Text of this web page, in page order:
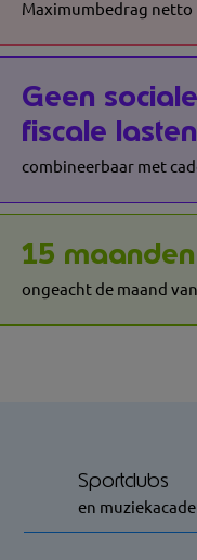
Maximumbedrag netto
Geen
fiscale lasten
combineerbaar met
15
ongeacht de maand
Sportclubs
en